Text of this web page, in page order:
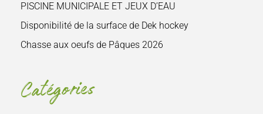
PISCINE MUNICIPALE ET JEUX D’EAU
Disponibilité de la surface de Dek hockey
Chasse aux oeufs de Pâques 2026
Catégories